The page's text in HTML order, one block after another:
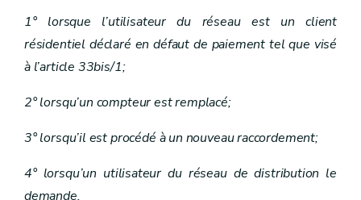
Art. 14
Art. 15
Art. 16
Chapitre IV Droits et obligations du gestionnaire de réseau
Section première Notification et permission de voirie
Art. 18
Art. 20
Art. 21
Art. 22
1° lorsque l’utilisateur du réseau est un client
résidentiel déclaré en défaut de paiement tel que visé
à l’article 33bis/1;
2° lorsqu’un compteur est remplacé;
3° lorsqu’il est procédé à un nouveau raccordement;
4° lorsqu’un utilisateur du réseau de distribution le
demande.